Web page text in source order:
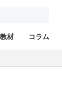
材 コラム